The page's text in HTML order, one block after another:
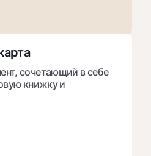
сочетающий в себе
книжку и